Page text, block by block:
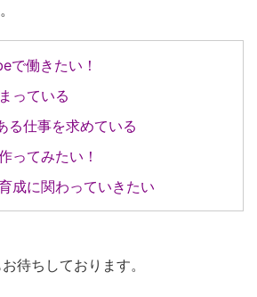
で働きたい！
っている
る仕事を求めている
ってみたい！
成に関わっていきたい
待ちしております。